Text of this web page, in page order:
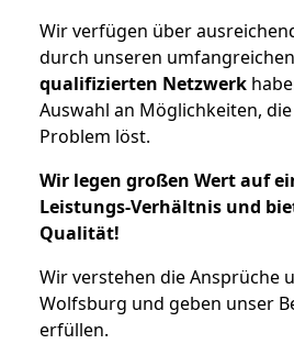
Wir verfügen über
durch unseren
qualifizierten Netzwerk
Auswahl an Möglichkeiten,
Problem löst.
Wir legen großen Wert auf
Leistungs-Verhältnis und
Qualität!
Wir verstehen die Ansprüche
Wolfsburg und geben unser
erfüllen.